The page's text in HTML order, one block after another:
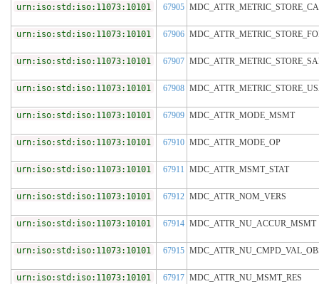
urn:iso:std:iso:11073:10101 67905
urn:iso:std:iso:11073:10101 67906
urn:iso:std:iso:11073:10101 67907
urn:iso:std:iso:11073:10101 67908
urn:iso:std:iso:11073:10101 67909 MDC_ATTR_MODE_MSMT
urn:iso:std:iso:11073:10101 67910 MDC_ATTR_MODE_OP
urn:iso:std:iso:11073:10101 67911 MDC_ATTR_MSMT_STAT
urn:iso:std:iso:11073:10101 67912 MDC_ATTR_NOM_VERS
urn:iso:std:iso:11073:10101 67914 MDC_ATTR_NU_ACCUR_MSMT
urn:iso:std:iso:11073:10101 67915
urn:iso:std:iso:11073:10101 67917 MDC_ATTR_NU_MSMT_RES